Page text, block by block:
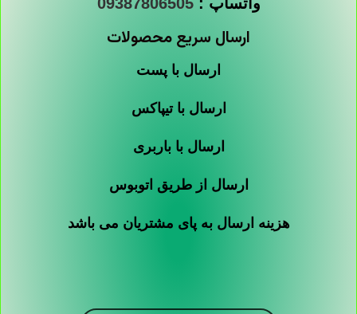
ارسال سریع محصولات
ارسال با پست
ارسال با تیپاکس
ارسال با باربری
ارسال از طریق اتوبوس
هزینه ارسال به پای مشتریان می باشد